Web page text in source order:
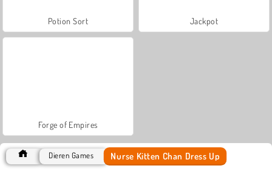
Potion Sort Jackpot
Forge of Empires
Dieren Games Nurse Kitten Chan Dress Up